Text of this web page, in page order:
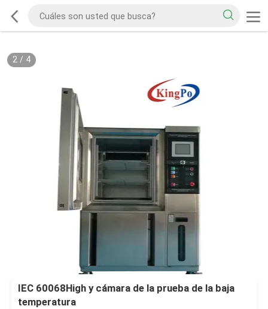
2/ 4
IEC 60068High y cámara de la prueba de la baja
temperatura